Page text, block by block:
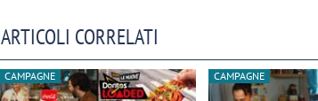
ARTICOLI CORRELATI
CAMPAGNE CAMPAGNE